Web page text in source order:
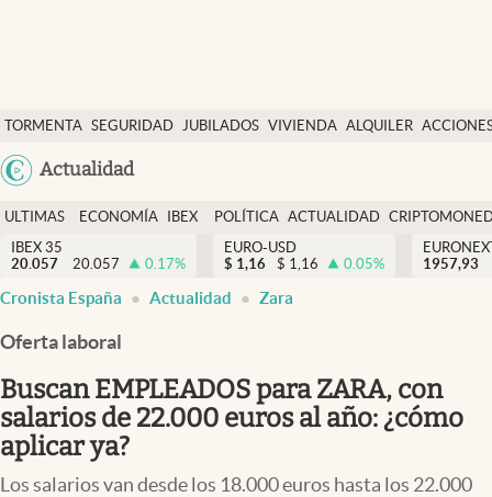
TORMENTA SEGURIDAD JUBILADOS VIVIENDA ALQUILER
USA
Actualidad
Economía y finanzas
Política
Actualidad
Criptomonedas
España
ULTIMAS
NOTICIAS
ECONOMÍA
FINANZAS
IBEX
EURO
POLÍTICA ACTUALIDAD
IBEX 35
20.057
20.057 0.17%
EURO-USD
$ 1,16 $ 1,16 0.05%
1957,93
Cronista España Actualidad Zara
Oferta laboral
Buscan EMPLEADOS para ZARA, con
salarios de 22.000 euros al año: ¿cómo
aplicar ya?
Los salarios van desde los 18.000 euros hasta los 22.000